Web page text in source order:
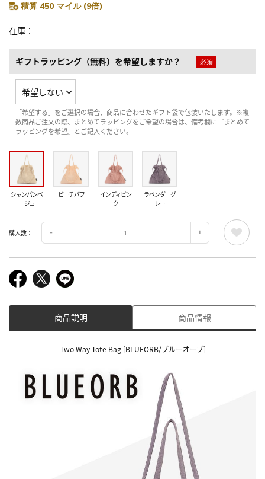
積算 450 マイル (9倍)
在庫
ギフトラッピング（無料）を希望しますか？
「希望する」をご選択の場合、商品に合わせたギフト袋で包装いたします。※複
数商品ご注文の際、まとめてラッピングをご希望の場合は、備考欄に『まとめて
ラッピングを希望』とご記入ください。
シャンパンベ
ージュ
ピーチパフ
インディピン
ク
ラベンダーグ
レー
購入数：
商品説明 商品情報
Two Way Tote Bag [BLUEORB/ブルーオーブ]